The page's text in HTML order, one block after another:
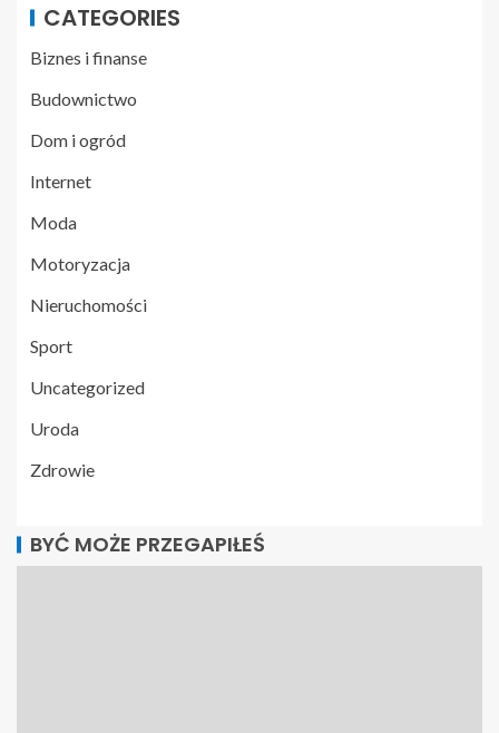
CATEGORIES
Biznes i finanse
Budownictwo
Dom i ogród
Internet
Moda
Motoryzacja
Nieruchomości
Sport
Uncategorized
Uroda
Zdrowie
BYĆ MOŻE PRZEGAPIŁEŚ